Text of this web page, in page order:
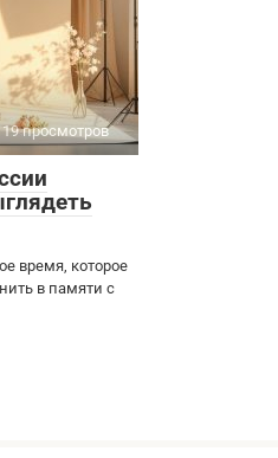
19 просмотров
время, которое
в памяти с